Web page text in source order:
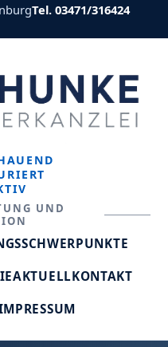
Tel. 03471/316424
UND
AKTUELLKONTAKT